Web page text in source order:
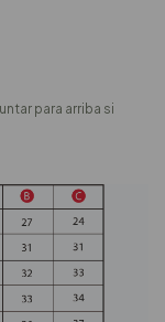
para arriba si